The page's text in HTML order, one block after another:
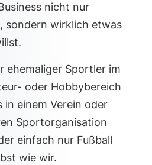
nicht nur
sondern wirklich etwas
ehemaliger Sportler im
oder Hobbybereich
in einem Verein oder
Sportorganisation
einfach nur Fußball
wie wir.